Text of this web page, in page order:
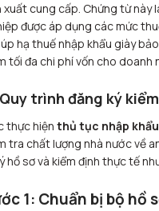
xuất cung cấp. Chứng từ này
được áp dụng các mức
hạ thuế nhập khẩu giày
tối đa chi phí vốn cho doanh
trình đăng ký
thực hiện thủ tục nhập
tra chất lượng nhà nước về
hồ sơ và kiểm định thực tế
1: Chuẩn bị bộ hồ